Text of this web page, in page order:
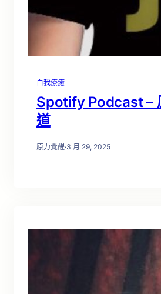
自我療癒
Spotify Podcast –
道
原力覺醒·3 月 29, 2025